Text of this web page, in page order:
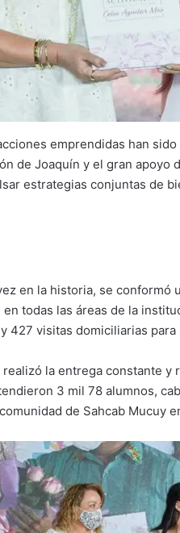
emprendidas han
de Joaquín y el gran
estrategias conjuntas de
en la historia, se
todas las áreas de la
427 visitas domiciliarias
realizó la entrega constante
3 mil 78 alumnos,
de Sahcab Mucuy